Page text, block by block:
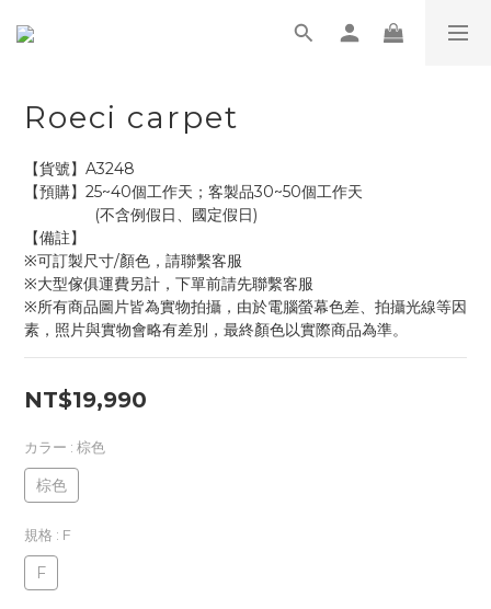
Roeci carpet
【貨號】A3248
【預購】25~40個工作天；客製品30~50個工作天
                (不含例假日、國定假日)
【備註】
※可訂製尺寸/顏色，請聯繫客服
※大型傢俱運費另計，下單前請先聯繫客服
※所有商品圖片皆為實物拍攝，由於電腦螢幕色差、拍攝光線等因
素，照片與實物會略有差別，最終顏色以實際商品為準。
NT$19,990
カラー : 棕色
棕色
規格 : F
F